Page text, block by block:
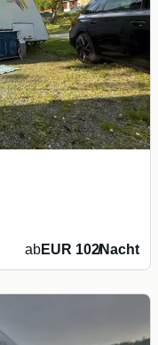
abEUR 102/Nacht